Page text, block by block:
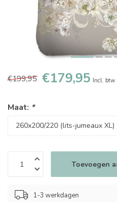
€199,95 €179,95 Incl. btw
Maat: *
Toevoegen
1-3 werkdagen